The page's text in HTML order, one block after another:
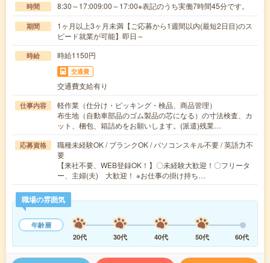
時間 8:30～17:009:00～17:00※表記のうち実働7時間45分です。
期間
1ヶ月以上3ヶ月未満【ご応募から1週間以内(最短2日目)のス
ピード就業が可能】即日～
時給 時給1150円
交通費
交通費支給有り
仕事内容
軽作業（仕分け・ピッキング・検品、商品管理）
布生地（自動車部品のゴム製品の芯になる）の寸法検査、カ
ット、梱包、箱詰めをお願いします。(派遣)残業…
応募資格
職種未経験OK / ブランクOK / パソコンスキル不要 / 英語力不
要
【来社不要、WEB登録OK！】〇未経験大歓迎！〇フリータ
ー、主婦(夫) 大歓迎！ ※お仕事の掛け持ち…
職場の雰囲気
年齢層
20代
30代 40代 50代 60代